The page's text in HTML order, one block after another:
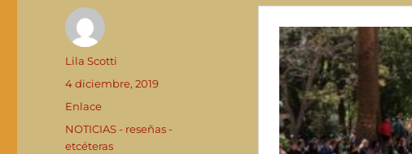
Autor
Lila Scotti
Publicado
el
4 diciembre, 2019
Formato
Enlace
Categorías
NOTICIAS - reseñas -
etcéteras